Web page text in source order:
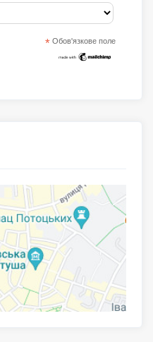
* Обов'язкове поле